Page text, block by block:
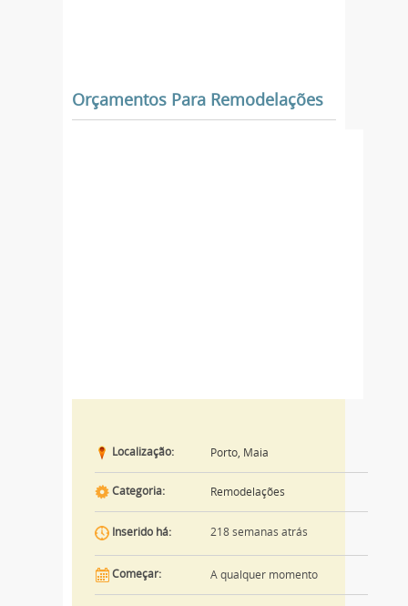
Orçamentos Para Remodelações
Localização: Porto, Maia
Categoria: Remodelações
Inserido há: 218 semanas atrás
Começar: A qualquer momento